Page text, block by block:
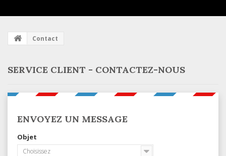
Contact
SERVICE CLIENT - CONTACTEZ-NOUS
ENVOYEZ UN MESSAGE
Objet
Choisissez